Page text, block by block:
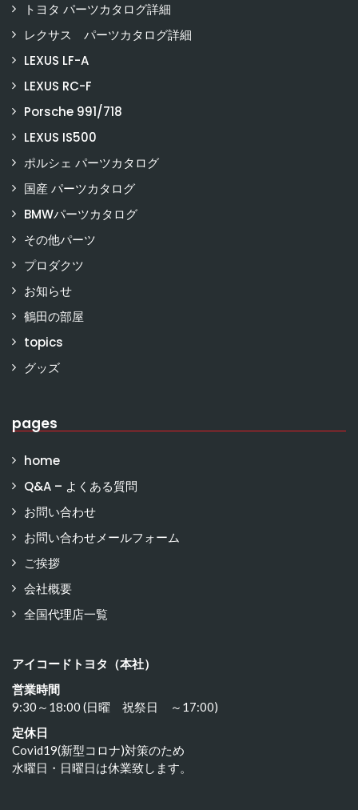
トヨタ パーツカタログ詳細
レクサス パーツカタログ詳細
LEXUS LF-A
LEXUS RC-F
Porsche 991/718
LEXUS IS500
ポルシェ パーツカタログ
国産 パーツカタログ
BMWパーツカタログ
その他パーツ
プロダクツ
お知らせ
鶴田の部屋
topics
グッズ
pages
home
Q&A – よくある質問
お問い合わせ
お問い合わせメールフォーム
ご挨拶
会社概要
全国代理店一覧
アイコードトヨタ（本社）
営業時間
9:30～18:00 (日曜 祝祭日 ～17:00)
定休日
Covid19(新型コロナ)対策のため
水曜日・日曜日は休業致します。